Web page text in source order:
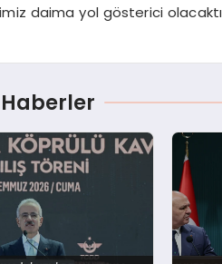
daima yol gösterici